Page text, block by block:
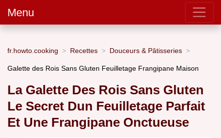
Menu
fr.howto.cooking Recettes Douceurs & Pâtisseries
Galette des Rois Sans Gluten Feuilletage Frangipane Maison
La Galette Des Rois Sans Gluten
Le Secret Dun Feuilletage Parfait
Et Une Frangipane Onctueuse